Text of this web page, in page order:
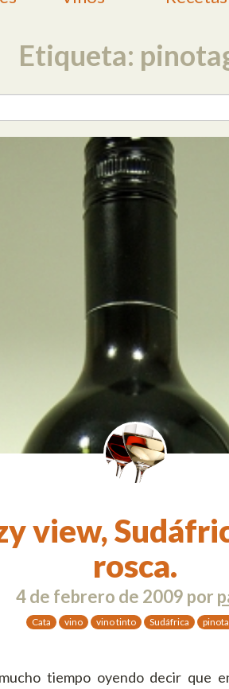
Etiqueta:
view,
rosca.
4 de febrero de 2009 por
Cata vino vino tinto Sudáfrica
tiempo oyendo decir que